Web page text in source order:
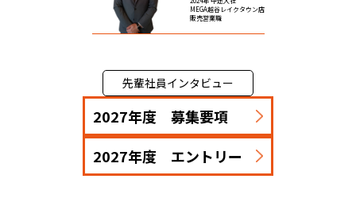
MEGA越谷レイクタウン店
販売営業職
先輩社員インタビュー
2027年度 募集要項
2027年度 エントリー